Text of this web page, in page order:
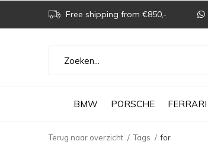
BMW PORSCHE FERRARI
Free shipping from €850,-
Terug naar overzicht Tags for